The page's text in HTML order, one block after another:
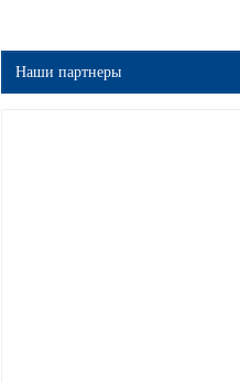
Наши партнеры